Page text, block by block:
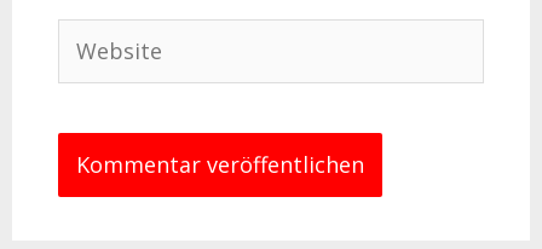
Website